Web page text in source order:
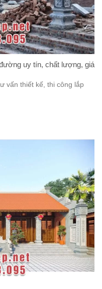
uy tín, chất lượng, giá
vấn thiết kế, thi công lắp